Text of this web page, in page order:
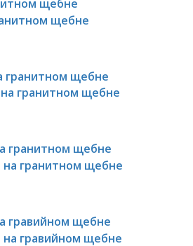
щебне
гранитном щебне
гранитном щебне
гравийном щебне